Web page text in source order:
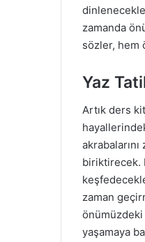
zamanda
sözler, hem
Yaz
Artık ders
biriktirecek.
zaman
önümüzdeki
yaşamaya